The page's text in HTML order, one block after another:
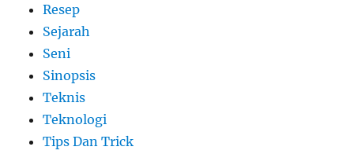
Resep
Sejarah
Seni
Sinopsis
Teknis
Teknologi
Tips Dan Trick